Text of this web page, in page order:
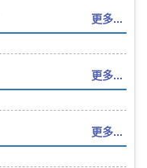
更多...
更多...
更多...